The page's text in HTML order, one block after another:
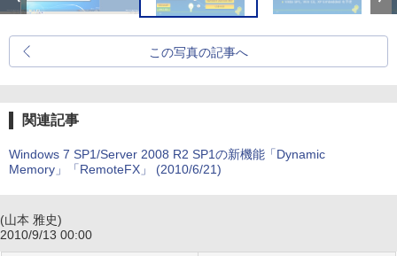
この写真の記事へ
関連記事
Windows 7 SP1/Server 2008 R2 SP1の新機能「Dynamic
Memory」「RemoteFX」 (2010/6/21)
(山本 雅史)
2010/9/13 00:00